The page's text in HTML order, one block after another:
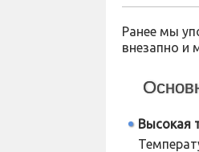
Ранее мы
внезапно и
Высокая